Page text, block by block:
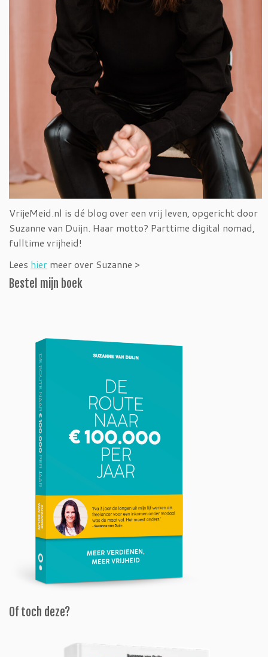
VrijeMeid.nl is dé blog over een vrij leven, opgericht door
Suzanne van Duijn. Haar motto? Parttime digital nomad,
fulltime vrijheid!
Lees hier meer over Suzanne >
Bestel mijn boek
Of toch deze?